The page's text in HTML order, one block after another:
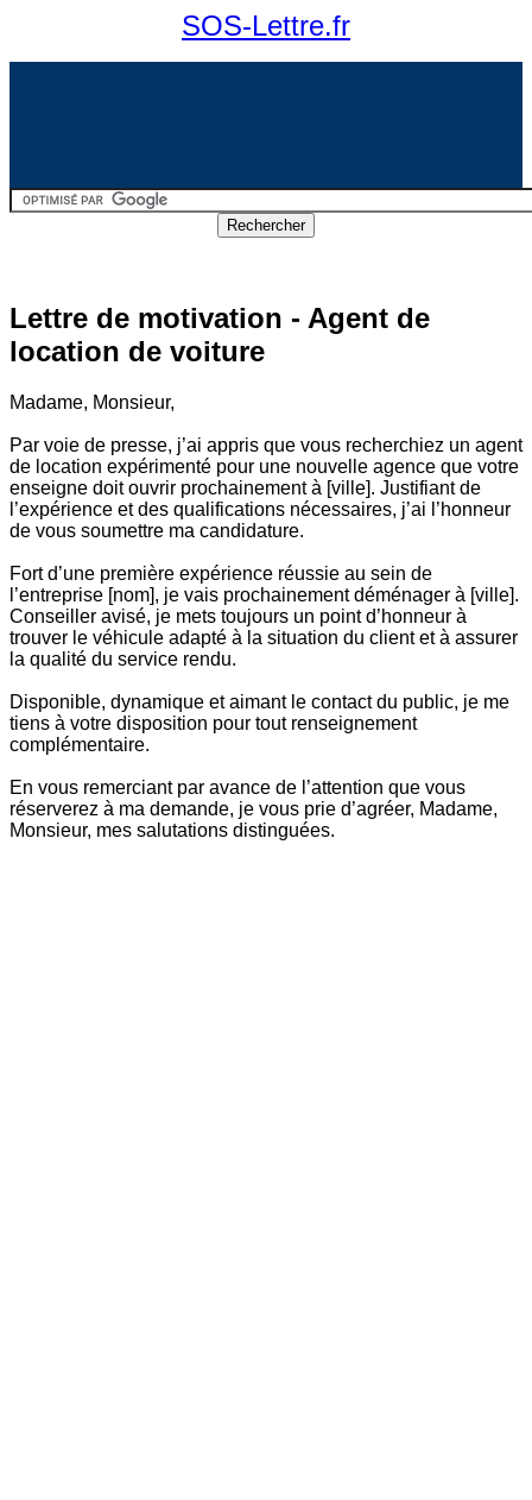
SOS-Lettre.fr
Lettre de motivation - Agent de
location de voiture
Madame, Monsieur,
Par voie de presse, j’ai appris que vous recherchiez un agent
de location expérimenté pour une nouvelle agence que votre
enseigne doit ouvrir prochainement à [ville]. Justifiant de
l’expérience et des qualifications nécessaires, j’ai l’honneur
de vous soumettre ma candidature.
Fort d’une première expérience réussie au sein de
l’entreprise [nom], je vais prochainement déménager à [ville].
Conseiller avisé, je mets toujours un point d’honneur à
trouver le véhicule adapté à la situation du client et à assurer
la qualité du service rendu.
Disponible, dynamique et aimant le contact du public, je me
tiens à votre disposition pour tout renseignement
complémentaire.
En vous remerciant par avance de l’attention que vous
réserverez à ma demande, je vous prie d’agréer, Madame,
Monsieur, mes salutations distinguées.